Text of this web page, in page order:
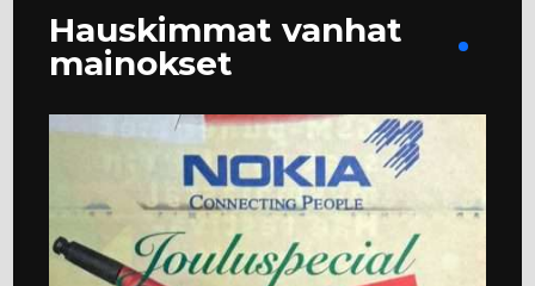
Hauskimmat vanhat
mainokset